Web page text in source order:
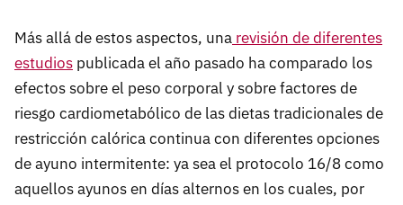
Más allá de estos aspectos, una revisión de diferentes
estudios publicada el año pasado ha comparado los
efectos sobre el peso corporal y sobre factores de
riesgo cardiometabólico de las dietas tradicionales de
restricción calórica continua con diferentes opciones
de ayuno intermitente: ya sea el protocolo 16/8 como
aquellos ayunos en días alternos en los cuales, por